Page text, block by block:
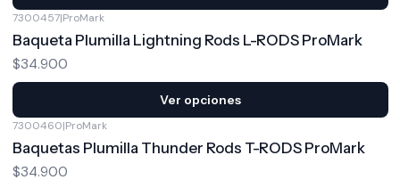
7300457|ProMark
Baqueta Plumilla Lightning Rods L-RODS ProMark
$34.900
Ver opciones
7300460|ProMark
Baquetas Plumilla Thunder Rods T-RODS ProMark
$34.900